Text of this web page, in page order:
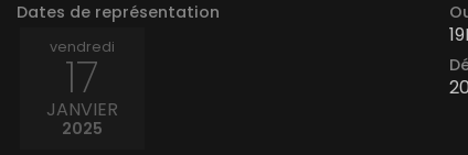
Dates de représentation
vendredi
17
JANVIER
2025